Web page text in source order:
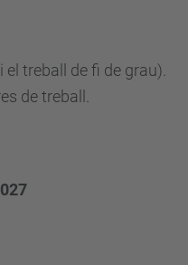
treball de fi de grau).
de treball.